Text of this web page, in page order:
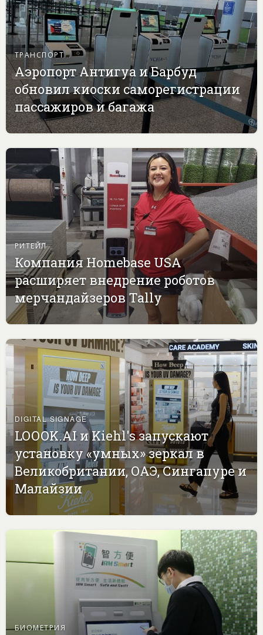
ТРАНСПОРТ
Аэропорт Антигуа и Барбуд
обновил киоски саморегистрации
пассажиров и багажа
РИТЕЙЛ
Компания Homebase USA
расширяет внедрение роботов
мерчандайзеров Tally
DIGITAL SIGNAGE
LOOOK.AI и Kiehl's запускают
установку «умных» зеркал в
Великобритании, ОАЭ, Сингапуре и
Малайзии
БИОМЕТРИЯ